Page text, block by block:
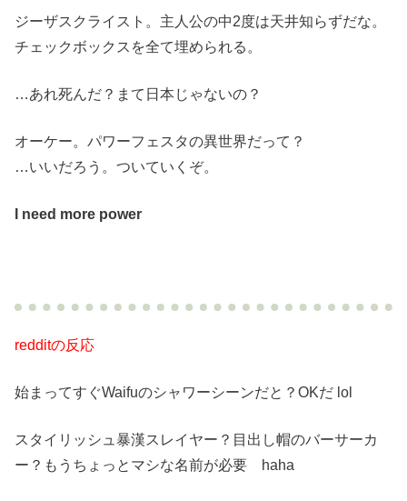
ジーザスクライスト。主人公の中2度は天井知らずだな。
チェックボックスを全て埋められる。
…あれ死んだ？まて日本じゃないの？
オーケー。パワーフェスタの異世界だって？
…いいだろう。ついていくぞ。
I need more power
redditの反応
始まってすぐWaifuのシャワーシーンだと？OKだ lol
スタイリッシュ暴漢スレイヤー？目出し帽のバーサーカ
ー？もうちょっとマシな名前が必要 haha